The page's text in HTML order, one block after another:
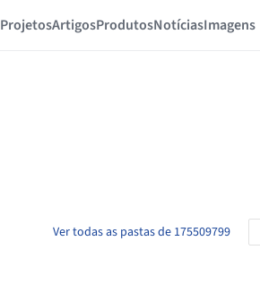
ProjetosArtigosProdutosNotíciasImagens
Ver todas as pastas de 175509799